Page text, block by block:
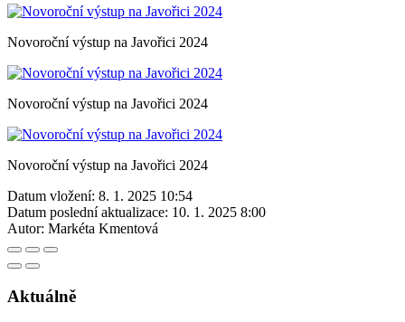
Novoroční výstup na Javořici 2024
Novoroční výstup na Javořici 2024
Novoroční výstup na Javořici 2024
Datum vložení: 8. 1. 2025 10:54
Datum poslední aktualizace: 10. 1. 2025 8:00
Autor: Markéta Kmentová
Aktuálně